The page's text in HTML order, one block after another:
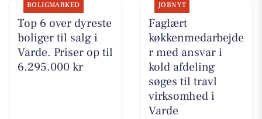
BOLIGMARKED
Top 6 over dyreste
boliger til salg i
Varde. Priser op til
6.295.000 kr
JOBNYT
Faglært
køkkenmedarbejde
r med ansvar i
kold afdeling
søges til travl
virksomhed i
Varde